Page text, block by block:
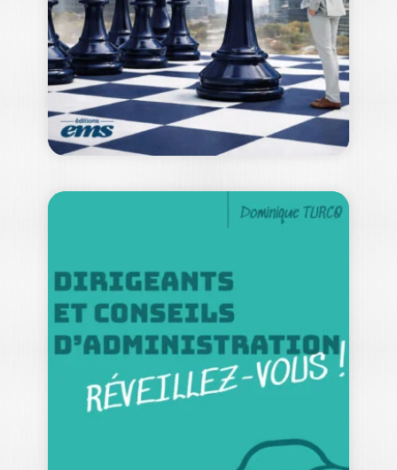
Manager comme on est, travailler
comme on est. En France,
l’engagement au travail…
20,00€
DEVENEZ SOLIDE
ET SEREIN FACE